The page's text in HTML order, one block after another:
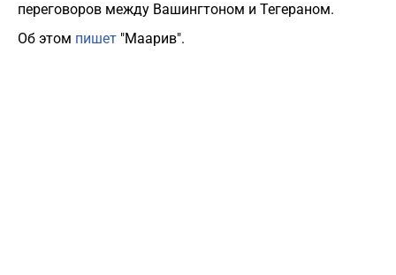
переговоров между Вашингтоном и Тегераном.
Об этом пишет "Маарив".